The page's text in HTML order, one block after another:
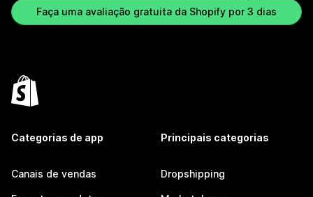
Faça uma avaliação gratuita da Shopify por 3 dias
Categorias de app
Canais de vendas
Principais categorias
Dropshipping